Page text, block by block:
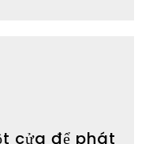
cửa để phát